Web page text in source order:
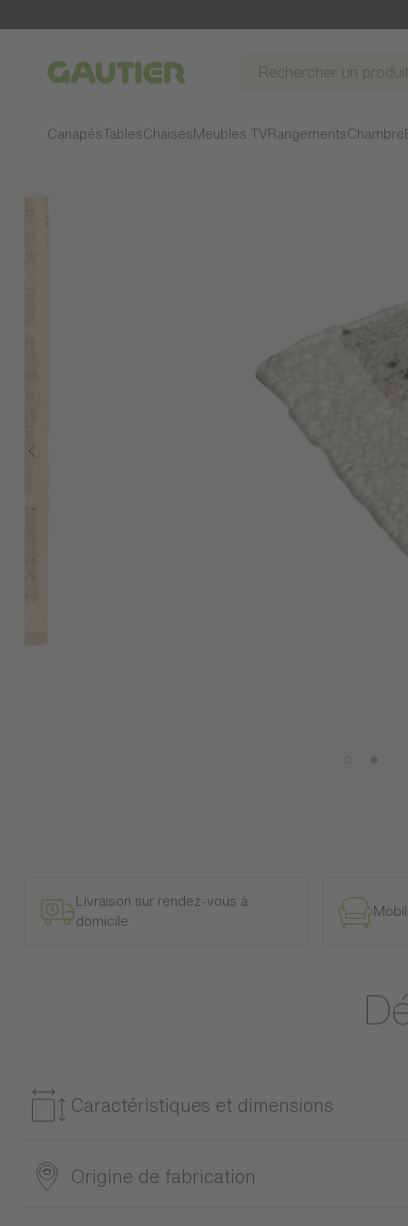
Gautier
CanapésTablesChaises Meubles TV RangementsChambre
Livraison sur rendez-vous à
domicile
Caractéristiques et dimensions
1TE0689Origine de fabrication